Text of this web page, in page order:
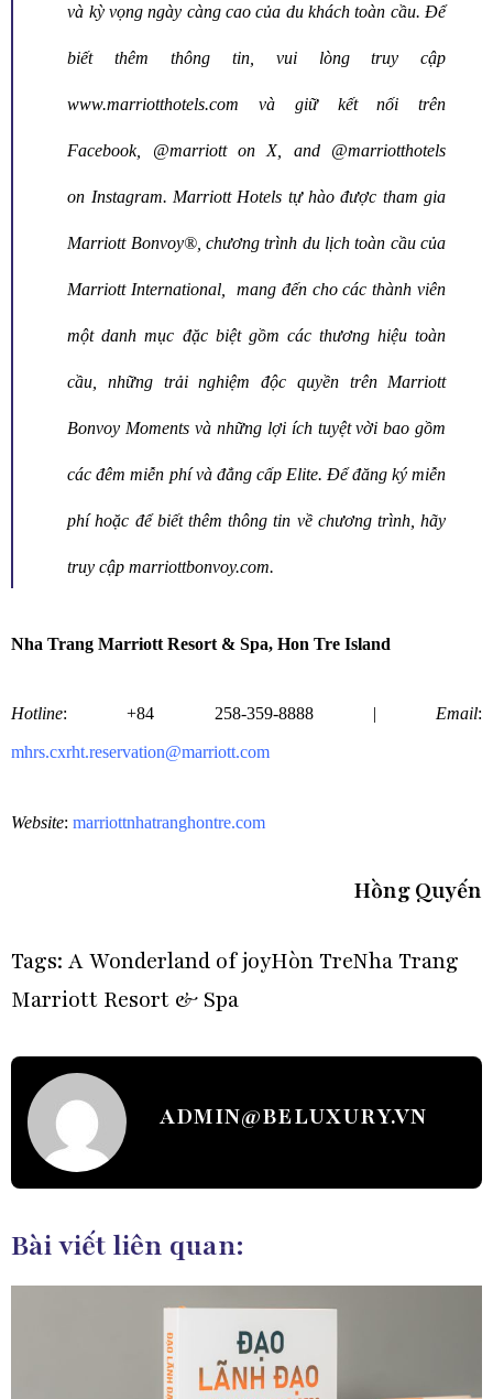
và kỳ vọng ngày càng cao của du khách toàn cầu. Để
biết thêm thông tin, vui lòng truy cập
www.marriotthotels.com và giữ kết nối trên
Facebook, @marriott on X, and @marriotthotels
on Instagram. Marriott Hotels tự hào được tham gia
Marriott Bonvoy®, chương trình du lịch toàn cầu của
Marriott International, mang đến cho các thành viên
một danh mục đặc biệt gồm các thương hiệu toàn
cầu, những trải nghiệm độc quyền trên Marriott
Bonvoy Moments và những lợi ích tuyệt vời bao gồm
các đêm miễn phí và đẳng cấp Elite. Để đăng ký miễn
phí hoặc để biết thêm thông tin về chương trình, hãy
truy cậpmarriottbonvoy.com.
Nha Trang Marriott Resort & Spa, Hon Tre Island
Hotline: +84 258-359-8888 | Email:
mhrs.cxrht.reservation@marriott.com
Website: marriottnhatranghontre.com
Hồng Quyến
Tags: A Wonderland of joyHòn TreNha Trang
Marriott Resort & Spa
ADMIN@BELUXURY.VN
Bài viết liên quan: